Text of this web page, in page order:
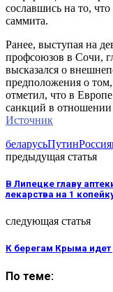
сославшись на то,
саммита.
Ранее, выступая на
профсоюзов в Сочи,
высказался о
предположения о
отметил, что в
санкций в
Источник
беларусьПутинРоссия
предыдущая статья
В Липецке главу
лекарства на 1
следующая статья
К берегам Крыма
По теме: